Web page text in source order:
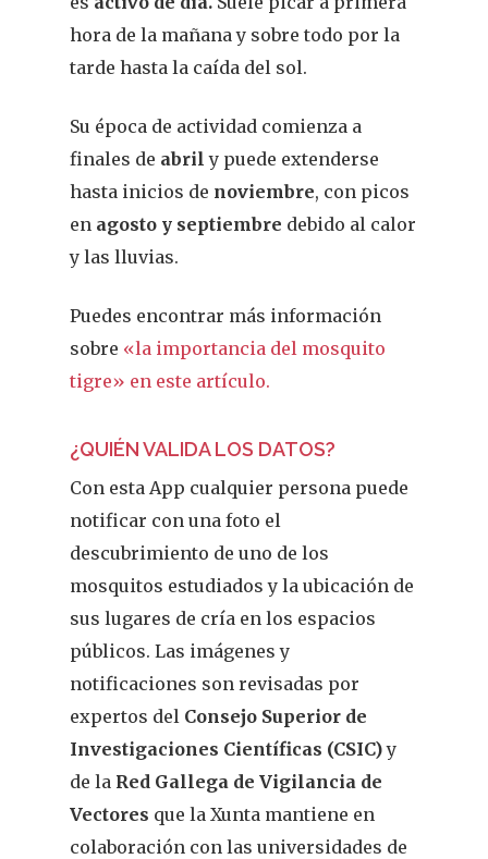
hora de la mañana y sobre todo por la
tarde hasta la caída del sol.
Su época de actividad comienza a
finales de abril y puede extenderse
hasta inicios de noviembre, con picos
en agosto y septiembre debido al calor
y las lluvias.
Puedes encontrar más información
sobre «la importancia del mosquito
tigre» en este artículo.
¿QUIÉN VALIDA LOS DATOS?
Con esta App cualquier persona puede
notificar con una foto el
descubrimiento de uno de los
mosquitos estudiados y la ubicación de
sus lugares de cría en los espacios
públicos. Las imágenes y
notificaciones son revisadas por
expertos del Consejo Superior de
Investigaciones Científicas (CSIC)y
de la Red Gallega de Vigilancia de
Vectores que la Xunta mantiene en
colaboración con las universidades de